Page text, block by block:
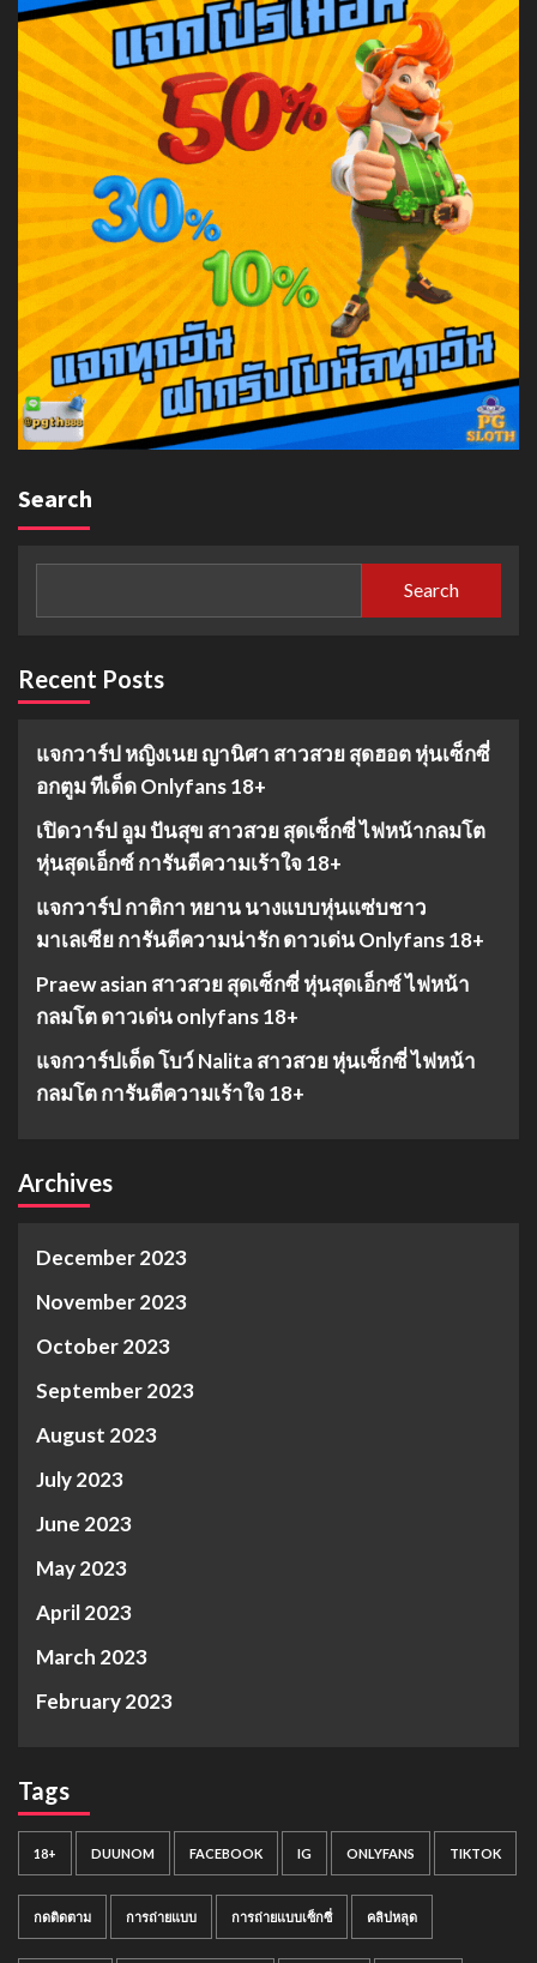
Search
Search
Recent Posts
แจกวาร์ป หญิงเนย ญานิศา สาวสวย สุดฮอต หุ่นเซ็กซี่
อกตูม ทีเด็ด Onlyfans 18+
เปิดวาร์ป อูม ปันสุข สาวสวย สุดเซ็กซี่ ไฟหน้ากลมโต
หุ่นสุดเอ็กซ์ การันตีความเร้าใจ 18+
แจกวาร์ป กาติกา หยาน นางแบบหุ่นแซ่บชาว
มาเลเซีย การันตีความน่ารัก ดาวเด่น Onlyfans 18+
Praew asian สาวสวย สุดเซ็กซี่ หุ่นสุดเอ็กซ์ ไฟหน้า
กลมโต ดาวเด่น onlyfans 18+
แจกวาร์ปเด็ด โบว์ Nalita สาวสวย หุ่นเซ็กซี่ ไฟหน้า
กลมโต การันตีความเร้าใจ 18+
Archives
December 2023
November 2023
October 2023
September 2023
August 2023
July 2023
June 2023
May 2023
April 2023
March 2023
February 2023
Tags
18+ DUUNOM FACEBOOK IG ONLYFANS TIKTOK
กดติดตาม การถ่ายแบบ การถ่ายแบบเซ็กซี่ คลิปหลุด